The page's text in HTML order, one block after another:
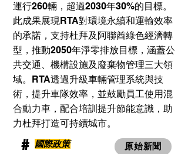
運行260輛，超過2030年30%的目標。
此成果展現RTA對環境永續和運輸效率
的承諾，支持杜拜及阿聯酋綠色經濟轉
型，推動2050年淨零排放目標，涵蓋公
共交通、機構設施及廢棄物管理三大領
域。RTA透過升級車輛管理系統與技
術，提升車隊效率，並鼓勵員工使用混
合動力車，配合培訓提升節能意識，助
力杜拜打造可持續城市。
​# 國際政策 原始新聞